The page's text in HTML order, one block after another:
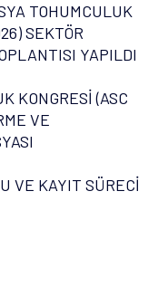
TOHUMCULUK
SEKTÖR
YAPILDI
KONGRESİ (ASC
VE
VE KAYIT SÜRECİ